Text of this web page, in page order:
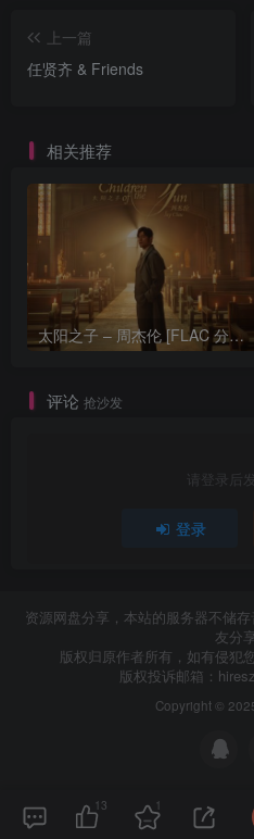
上一篇
任贤齐 & Friends
相关推荐
太阳之子 – 周杰伦 [FLAC 分轨 192Khz 24bit]
评论 抢沙发
请登录后
登录
资源网盘分享，本站的服务器不储
友分享
版权归原作者所有，如有侵犯
版权投诉邮箱：
Copyright ©
13 1